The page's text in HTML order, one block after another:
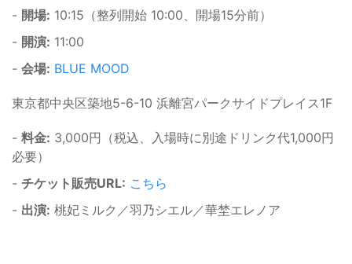
- 開場: 10:15（整列開始 10:00、開場15分前）
- 開演: 11:00
- 会場: BLUE MOOD
東京都中央区築地5-6-10 浜離宮パークサイドプレイス1F
- 料金: 3,000円（税込、入場時に別途ドリンク代1,000円
必要）
- チケット販売URL: こちら
- 出演: 桃妃ミルク／羽乃シエル／華埜エレノア